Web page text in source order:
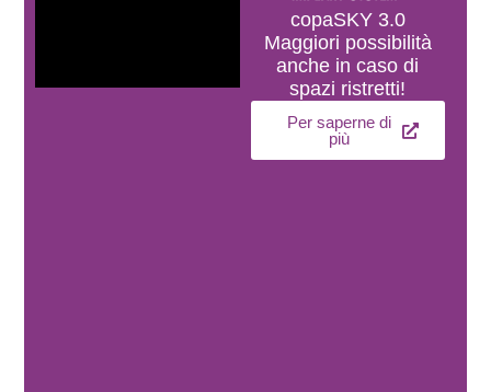
copaSKY 3.0
Maggiori possibilità
anche in caso di
spazi ristretti!
Per saperne di
più